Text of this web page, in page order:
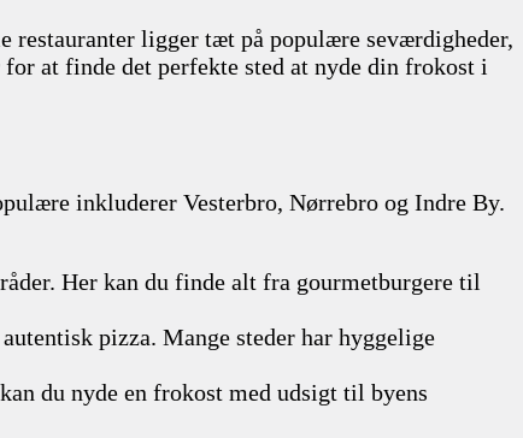
restauranter ligger tæt på populære seværdigheder,
at finde det perfekte sted at nyde din frokost i
inkluderer Vesterbro, Nørrebro og Indre By.
Her kan du finde alt fra gourmetburgere til
pizza. Mange steder har hyggelige
du nyde en frokost med udsigt til byens